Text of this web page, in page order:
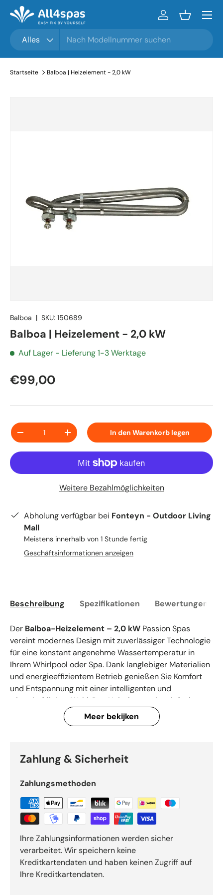
Zum Inhalt gehen
Alles
Einloggen
Menü
Startseite Balboa | Heizelement - 2,0 kW
Balboa | SKU: 150689
Balboa | Heizelement - 2,0 kW
Auf Lager - Lieferung 1-3 Werktage
€99,00
Anzahl
-
+ In den Warenkorb legen
Weitere Bezahlmöglichkeiten
Abholung verfügbar bei Fonteyn - Outdoor Living
Mall
Meistens innerhalb von 1 Stunde fertig
Geschäftsinformationen anzeigen
Beschreibung Spezifikationen Bewertungen (0)
Der Balboa-Heizelement – 2,0 kW Passion Spas
vereint modernes Design mit zuverlässiger Technologie
für eine konstant angenehme Wassertemperatur in
Ihrem Whirlpool oder Spa. Dank langlebiger Materialien
und energieeffizientem Betrieb genießen Sie Komfort
und Entspannung mit einer intelligenten und
wirtschaftlichen Wahl. Das Heizelement ist einfach zu
installieren und passt perfekt in verschiedene Balboa-
Systeme. Mit seiner stabilen Leistung und langen
jederzeit bereit ist. Ideal für alle, die Wert auf Qualität,
Meer bekijken
Zahlung & Sicherheit
Zahlungsmethoden
Ihre Zahlungsinformationen werden sicher
verarbeitet. Wir speichern keine
Kreditkartendaten und haben keinen Zugriff auf
Ihre Kreditkartendaten.